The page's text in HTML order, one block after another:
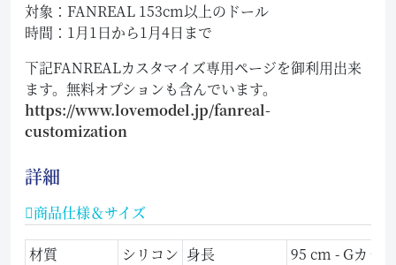
対象：FANREAL 153cm以上のドール
時間：1月1日から1月4日まで
下記FANREALカスタマイズ専用ページを御利用出来
ます。無料オプションも含んでいます。
https://www.lovemodel.jp/fanreal-
customization
詳細
商品仕様＆サイズ
材質 シリコン 身長
95 cm - Gカップ